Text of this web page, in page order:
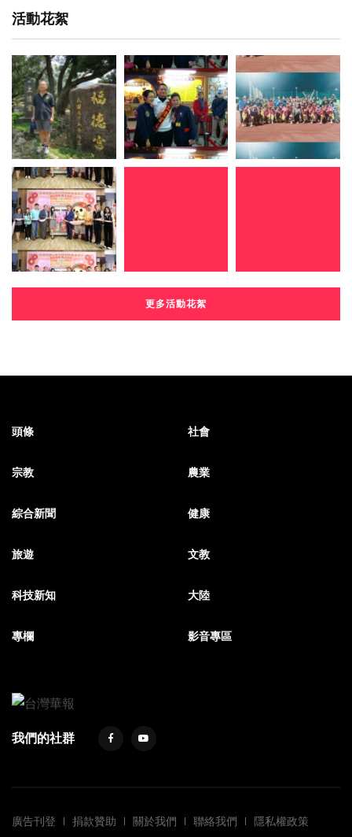
活動花絮
更多活動花絮
頭條 社會
宗教 農業
綜合新聞 健康
旅遊 文教
科技新知 大陸
專欄 影音專區
我們的社群
廣告刊登 捐款贊助 關於我們 聯絡我們 隱私權政策